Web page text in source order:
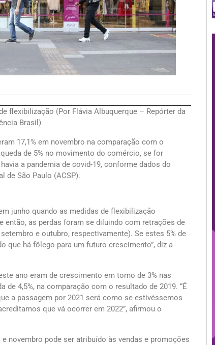
flexibilização (Por Flávia Albuquerque – Repórter da
Brasil)
17,1% em novembro na comparação com o
de 5% no movimento do comércio, se for
a pandemia de covid-19, conforme dados do
de São Paulo (ACSP).
junho quando as medidas de flexibilização
então, as perdas foram se diluindo com retrações de
setembro e outubro, respectivamente). Se estes 5% de
que há fôlego para um futuro crescimento”, diz a
ano eram de crescimento em torno de 3% nas
de 4,5%, na comparação com o resultado de 2019. “É
a passagem por 2021 será como se estivéssemos
que vá ocorrer em 2022”, afirmou o
novembro pode ser atribuído às vendas e promoções